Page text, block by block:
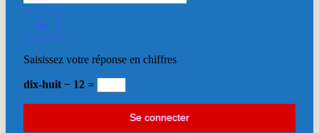
Saisissez votre réponse en chiffres
dix-huit − 12 =